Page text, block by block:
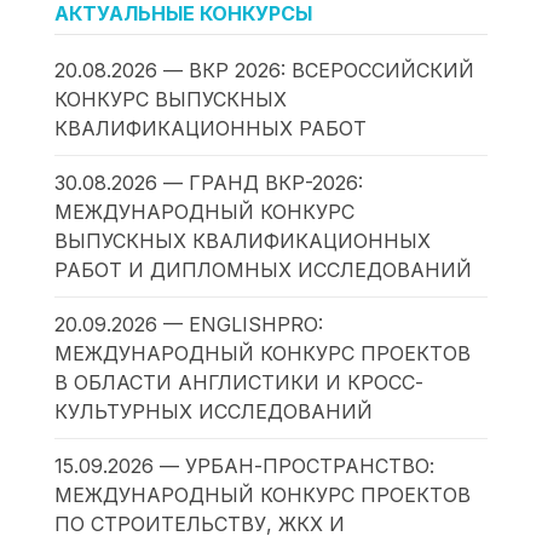
АКТУАЛЬНЫЕ КОНКУРСЫ
20.08.2026 — ВКР 2026: ВСЕРОССИЙСКИЙ
КОНКУРС ВЫПУСКНЫХ
КВАЛИФИКАЦИОННЫХ РАБОТ
30.08.2026 — ГРАНД ВКР-2026:
МЕЖДУНАРОДНЫЙ КОНКУРС
ВЫПУСКНЫХ КВАЛИФИКАЦИОННЫХ
РАБОТ И ДИПЛОМНЫХ ИССЛЕДОВАНИЙ
20.09.2026 — ENGLISHPRO:
МЕЖДУНАРОДНЫЙ КОНКУРС ПРОЕКТОВ
В ОБЛАСТИ АНГЛИСТИКИ И КРОСС-
КУЛЬТУРНЫХ ИССЛЕДОВАНИЙ
15.09.2026 — УРБАН-ПРОСТРАНСТВО:
МЕЖДУНАРОДНЫЙ КОНКУРС ПРОЕКТОВ
ПО СТРОИТЕЛЬСТВУ, ЖКХ И